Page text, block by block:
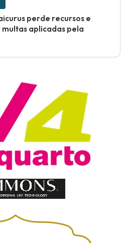
perde recursos e
aplicadas pela